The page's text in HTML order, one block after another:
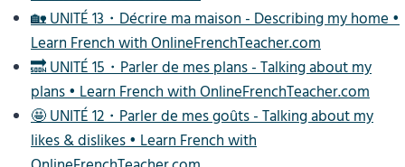
🏡 UNITÉ 13・Décrire ma maison - Describing my home •
Learn French with OnlineFrenchTeacher.com
🔜 UNITÉ 15・Parler de mes plans - Talking about my
plans • Learn French with OnlineFrenchTeacher.com
🤩 UNITÉ 12・Parler de mes goûts - Talking about my
likes & dislikes • Learn French with